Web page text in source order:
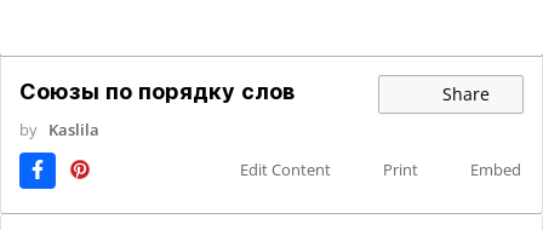
Союзы по порядку слов Share
by Kaslila
Edit Content
Print Embed